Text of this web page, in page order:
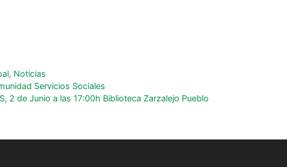
, Noticias
Servicios Sociales
2 de Junio a las 17:00h Biblioteca Zarzalejo Pueblo